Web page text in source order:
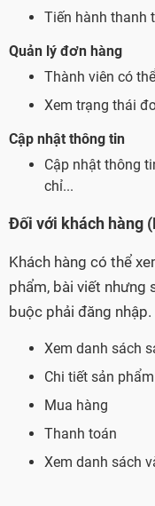
Tiến hành thanh
Quản lý đơn hàng
Thành viên có
Xem trạng thái
Cập nhật thông tin
Cập nhật thông
chỉ...
Đối với khách hàng
Khách hàng có thể
phẩm, bài viết nhưng
buộc phải đăng nhập.
Xem danh sách
Chi tiết sản phẩm
Mua hàng
Thanh toán
Xem danh sách